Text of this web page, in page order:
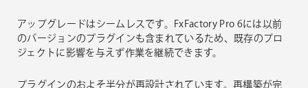
アップグレードはシームレスです。FxFactory Pro 6には以前
のバージョンのプラグインも含まれているため、既存のプロ
ジェクトに影響を与えず作業を継続できます。
プラグインのおよそ半分が再設計されています。再構築が完